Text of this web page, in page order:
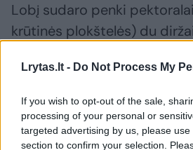
Lrytas.lt - Do Not Process My
If you wish to opt-out of the sale,
processing of your personal or
targeted advertising by us, please
section to confirm your selection.
Lobį sudaro penki
krūtinės plokštelės) du
karoliukų, keturios
vaizduojantys vyrą ir
krokodilo formos auskaras,
penki auskarai, pagaminti iš
padengtų auksu, apvalių